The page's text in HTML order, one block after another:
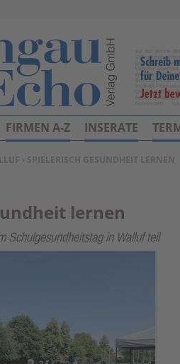
› SPIELERISCH GESUNDHEIT LERNEN
lernen
Schulgesundheitstag in Walluf teil
FIRMEN A-Z INSERATE